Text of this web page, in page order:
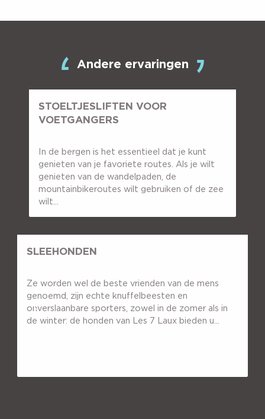
Andere ervaringen
STOELTJESLIFTEN VOOR
VOETGANGERS
In de bergen is het essentieel dat je kunt
genieten van je favoriete routes. Als je wilt
genieten van de wandelpaden, de
mountainbikeroutes wilt gebruiken of de zee
wilt...
SLEEHONDEN
Ze worden wel de beste vrienden van de mens
genoemd, zijn echte knuffelbeesten en
onverslaanbare sporters, zowel in de zomer als in
de winter: de honden van Les 7 Laux bieden u...